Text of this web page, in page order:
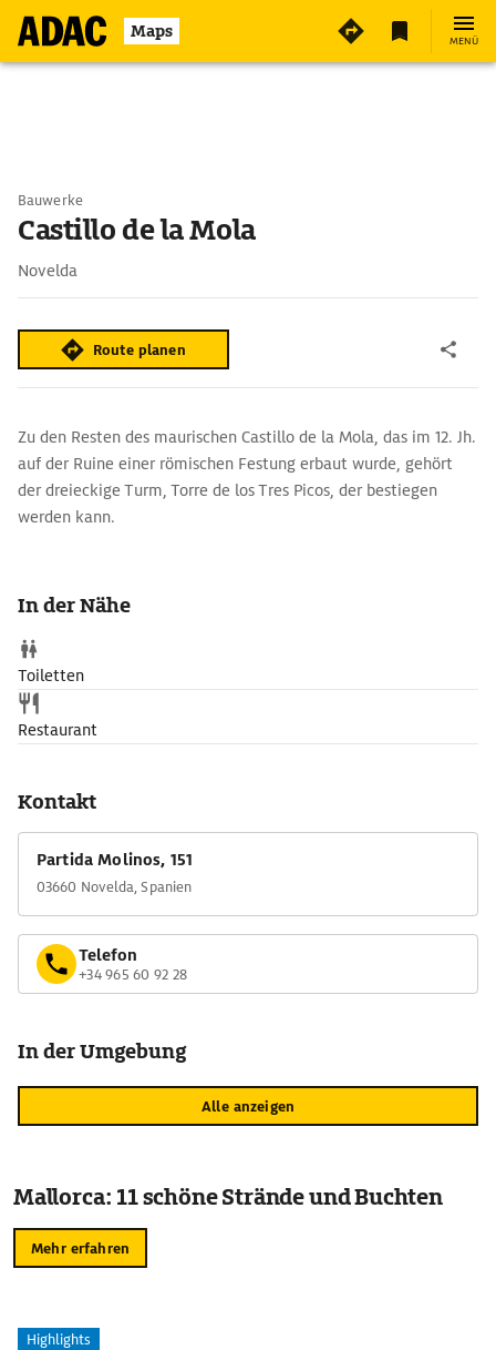
Maps MENÜ
Bauwerke
Castillo de la Mola
Novelda
Route planen
Zu den Resten des maurischen Castillo de la Mola, das im 12. Jh.
auf der Ruine einer römischen Festung erbaut wurde, gehört
der dreieckige Turm, Torre de los Tres Picos, der bestiegen
werden kann.
In der Nähe
Toiletten
Restaurant
Kontakt
Partida Molinos, 151
03660 Novelda, Spanien
Telefon
+34 965 60 92 28
In der Umgebung
Alle anzeigen
Mallorca: 11 schöne Strände und Buchten
Mehr erfahren
Highlights